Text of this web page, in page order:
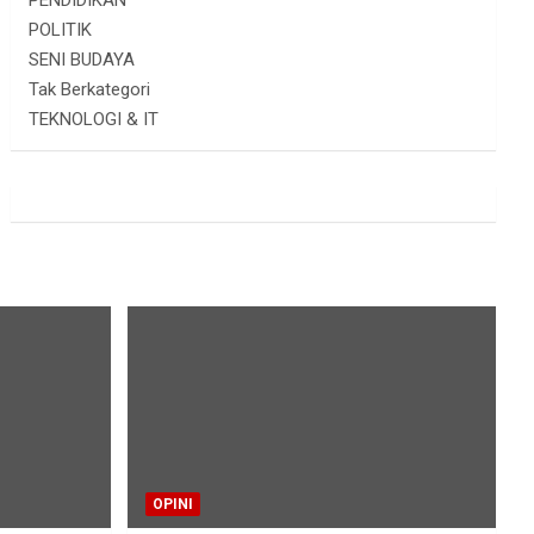
POLITIK
SENI BUDAYA
Tak Berkategori
TEKNOLOGI & IT
OPINI